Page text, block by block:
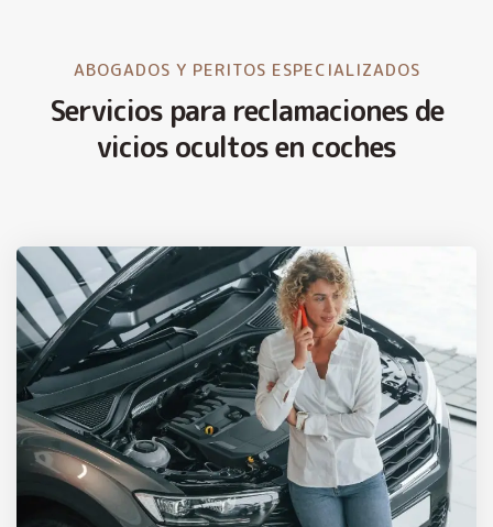
ABOGADOS Y PERITOS ESPECIALIZADOS
Servicios para reclamaciones de
vicios ocultos en coches